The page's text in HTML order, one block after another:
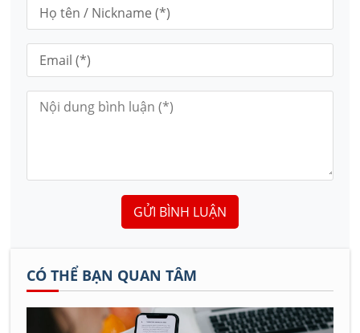
GỬI BÌNH LUẬN
CÓ THỂ BẠN QUAN TÂM